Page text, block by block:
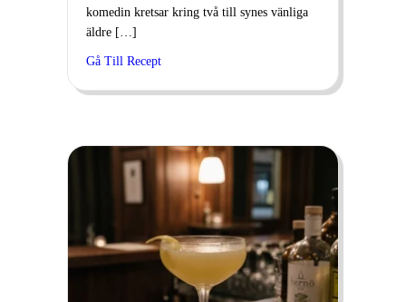
komedin kretsar kring två till synes vänliga
äldre […]
Gå Till Recept